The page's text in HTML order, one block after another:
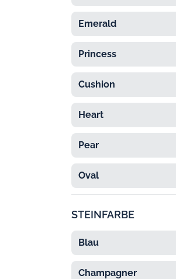
Emerald
Princess
Cushion
Heart
Pear
Oval
STEINFARBE
Blau
Champagner